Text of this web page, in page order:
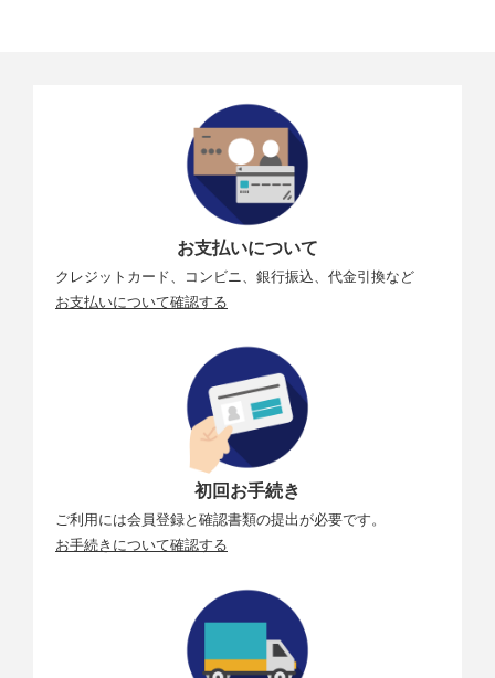
お支払いについて
クレジットカード、コンビニ、銀行振込、代金引換など
お支払いについて確認する
初回お手続き
ご利用には会員登録と確認書類の提出が必要です。
お手続きについて確認する